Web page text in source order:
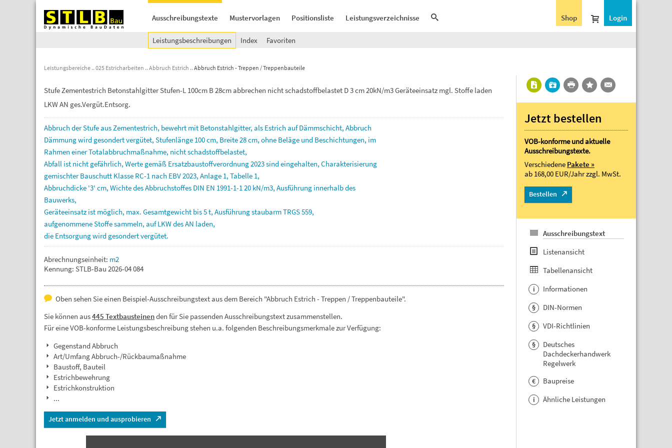
Ausschreibungstexte Mustervorlagen Positionsliste Leistungsverzeichnisse Login
Shop
Leistungsbeschreibungen Index Favoriten
Leistungsbereiche 025 Estricharbeiten Abbruch Estrich Abbruch Estrich - Treppen / Treppenbauteile
Stufe Zementestrich Betonstahlgitter Stufen-L 100cm B 28cm abbrechen nicht schadstoffbelastet D 3 cm 20kN/m3 Geräteeinsatz mgl. Stoffe laden
LKW AN ges.Vergüt.Entsorg.
Abbruch derStufeausZementestrich, bewehrt mit Betonstahlgitter, als Estrich aufDämmschicht, Abbruch
Dämmungwird gesondertvergütet, Stufenlänge 100cm, Breite28cm, ohne Beläge und Beschichtungen, im
Rahmen einerTotalabbruchmaßnahme, nichtschadstoffbelastet,
Abfall ist nicht gefährlich, Werte gemäß Ersatzbaustoffverordnung2023sindeingehalten, Charakterisierung
gemischterBauschutt Klasse RC-1 nach EBV2023, Anlage 1, Tabelle 1,
Abbruchdicke '3' cm, WichtedesAbbruchstoffes DIN EN 1991-1-120 kN/m3, Ausführung innerhalbdes
Bauwerks,
Geräteeinsatz ist möglich, max. Gesamtgewicht bis5t, AusführungstaubarmTRGS559,
aufgenommeneStoffesammeln, aufLKWdesAN laden,
die Entsorgungwird gesondertvergütet.
Abrechnungseinheit: m2
Kennung: STLB-Bau 2026-04 084
Oben sehen Sie einen Beispiel-Ausschreibungstext aus dem Bereich "Abbruch Estrich - Treppen / Treppenbauteile".
Sie können aus445 Textbausteinenden für Sie passenden Ausschreibungstext zusammenstellen.
Für eine VOB-konforme Leistungsbeschreibung stehen u.a. folgenden Beschreibungsmerkmale zur Verfügung:
Gegenstand Abbruch
Art/Umfang Abbruch-/Rückbaumaßnahme
Baustoff, Bauteil
Estrichbewehrung
Estrichkonstruktion
...
Jetzt anmelden und ausprobieren
Jetzt bestellen
VOB-konforme und aktuelle
Ausschreibungstexte.
Verschiedene Pakete »
ab 168,00 EUR/Jahrzzgl. MwSt.
Bestellen
Ausschreibungstext
Listenansicht
Tabellenansicht
i Informationen
§ DIN-Normen
§ VDI-Richtlinien
§
Deutsches
Dachdeckerhandwerk
Regelwerk
€ Baupreise
i Ähnliche Leistungen